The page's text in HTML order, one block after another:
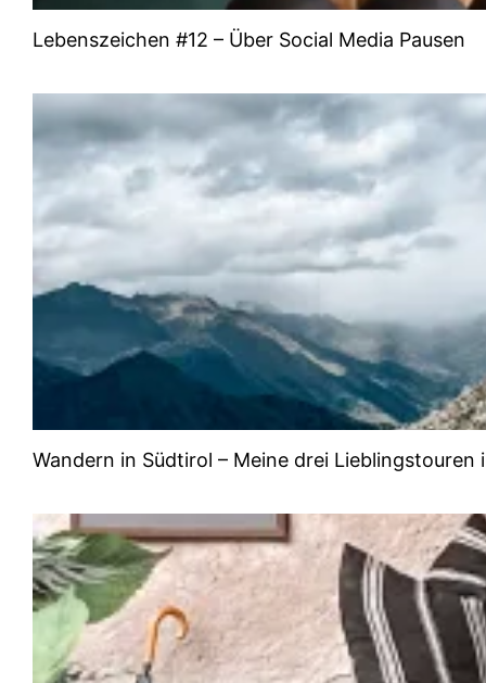
Lebenszeichen #12 – Über Social Media Pausen
Wandern in Südtirol – Meine drei Lieblingstouren